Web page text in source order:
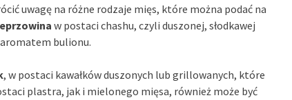
uwagę na różne rodzaje mięs, które można podać na
w postaci chashu, czyli duszonej, słodkawej
bulionu.
, w postaci kawałków duszonych lub grillowanych, które
plastra, jak i mielonego mięsa, również może być